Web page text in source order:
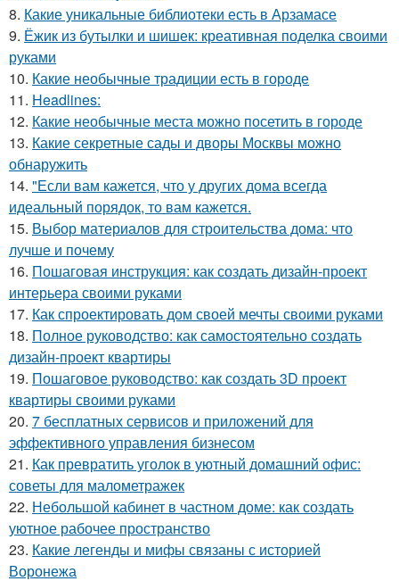
8. Какие уникальные библиотеки есть в Арзамасе
9. Ёжик из бутылки и шишек: креативная поделка своими
руками
10. Какие необычные традиции есть в городе
11. Headlines:
12. Какие необычные места можно посетить в городе
13. Какие секретные сады и дворы Москвы можно
обнаружить
14. "Если вам кажется, что у других дома всегда
идеальный порядок, то вам кажется.
15. Выбор материалов для строительства дома: что
лучше и почему
16. Пошаговая инструкция: как создать дизайн-проект
интерьера своими руками
17. Как спроектировать дом своей мечты своими руками
18. Полное руководство: как самостоятельно создать
дизайн-проект квартиры
19. Пошаговое руководство: как создать 3D проект
квартиры своими руками
20. 7 бесплатных сервисов и приложений для
эффективного управления бизнесом
21. Как превратить уголок в уютный домашний офис:
советы для малометражек
22. Небольшой кабинет в частном доме: как создать
уютное рабочее пространство
23. Какие легенды и мифы связаны с историей
Воронежа